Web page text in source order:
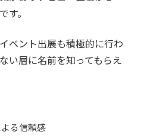
す。
ベント出展も積極的に行わ
い層に名前を知ってもらえ
る信頼感